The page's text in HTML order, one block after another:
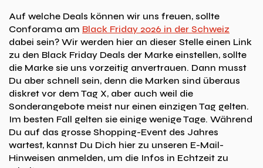
Auf welche Deals können wir uns freuen, sollte
Conforama am Black Friday 2026 in der Schweiz
dabei sein? Wir werden hier an dieser Stelle einen Link
zu den Black Friday Deals der Marke einstellen, sollte
die Marke sie uns vorzeitig anvertrauen. Dann musst
Du aber schnell sein, denn die Marken sind überaus
diskret vor dem Tag X, aber auch weil die
Sonderangebote meist nur einen einzigen Tag gelten.
Im besten Fall gelten sie einige wenige Tage. Während
Du auf das grosse Shopping-Event des Jahres
wartest, kannst Du Dich hier zu unseren E-Mail-
Hinweisen anmelden, um die Infos in Echtzeit zu